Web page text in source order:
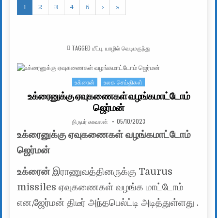
1 2 3 4 5 › »
TAGGED மீட்பு, யாழில் வெடிமருந்து
Posted in
உக்ரைன் உலக செய்திகள்
உக்ரைனுக்கு ஏவுகணைகள் வழங்கமாட்டோம்
ஜெர்மன்
AUTHOR:
நிருபர் காவலன் PUBLISHED DATE:
05/10/2023
உக்ரைனுக்கு ஏவுகணைகள் வழங்கமாட்டோம்
ஜெர்மன்
உக்ரைன்இராணுவத்தினருக்கு Taurus
missiles ஏவுகணைகள் வழங்க மாட்டோம்
என,ஜேர்மன் திடீர் அந்தபெல்ட்டி அடித்துள்ளது .